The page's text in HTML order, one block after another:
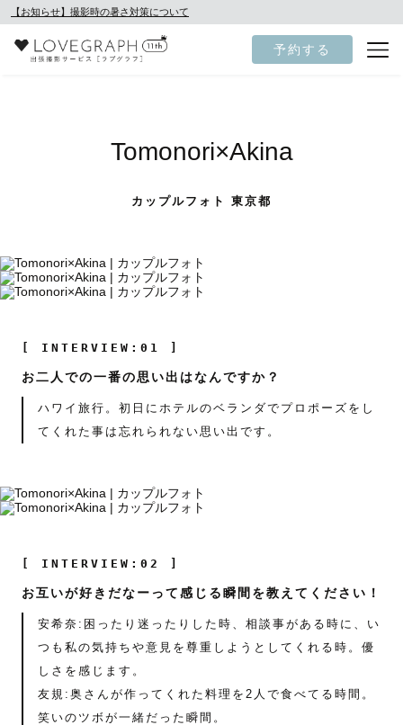
【お知らせ】撮影時の暑さ対策について
予約する
Tomonori×Akina
カップルフォト 東京都
[ INTERVIEW:01 ]
お二人での一番の思い出はなんですか？
ハワイ旅行。初日にホテルのベランダでプロポーズをし
てくれた事は忘れられない思い出です。
[ INTERVIEW:02 ]
お互いが好きだなーって感じる瞬間を教えてください！
安希奈:困ったり迷ったりした時、相談事がある時に、い
つも私の気持ちや意見を尊重しようとしてくれる時。優
しさを感じます。
友規:奥さんが作ってくれた料理を2人で食べてる時間。
笑いのツボが一緒だった瞬間。